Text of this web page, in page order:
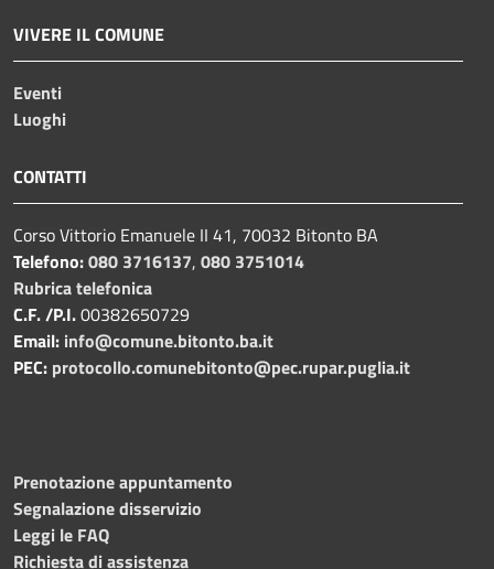
VIVERE IL COMUNE
Eventi
Luoghi
CONTATTI
Corso Vittorio Emanuele II 41, 70032 Bitonto BA
Telefono:080 3716137, 080 3751014
Rubrica telefonica
C.F. /P.I.00382650729
Email: info@comune.bitonto.ba.it
PEC: protocollo.comunebitonto@pec.rupar.puglia.it
Prenotazione appuntamento
Segnalazione disservizio
Leggi le FAQ
Richiesta di assistenza